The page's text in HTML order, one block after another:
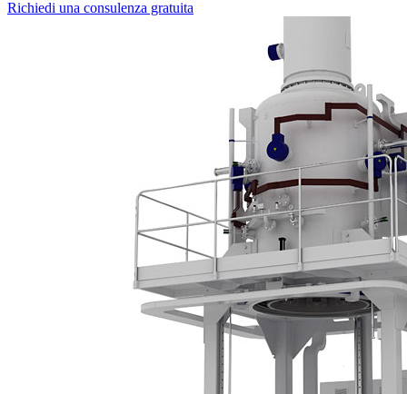
Richiedi una consulenza gratuita